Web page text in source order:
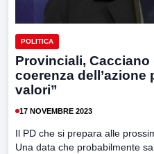
POLITICA
Provinciali, Cacciano
coerenza
valori”
17 NOVEMBRE 2023
Il PD che si prepara alle
Una data che probabilmente